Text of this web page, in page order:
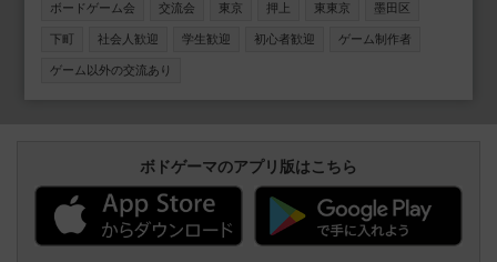
ての方ももちろん歓迎！ まずは一度遊びに来てくれると嬉
しいです🥰
ボードゲーム会 交流会 東京 押上 東東京 墨田区
下町 社会人歓迎 学生歓迎 初心者歓迎 ゲーム制作者
ゲーム以外の交流あり
ボドゲーマのアプリ版はこちら